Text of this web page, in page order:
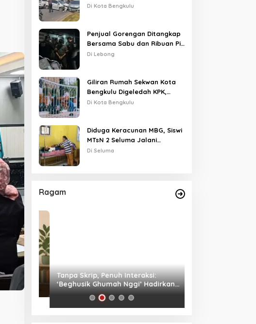
Tabrakan Beruntun di Lampu
Di Kota Bengkulu
Penjual Gorengan Ditangkap
Bersama Sabu dan Ribuan Pil,
Nama Oknum APH Disebut
Di Lebong
Giliran Rumah Sekwan Kota
Bengkulu Digeledah KPK,
Dikawal Polisi Bersenjata
Di Kota Bengkulu
Diduga Keracunan MBG, Siswi
MTsN 2 Seluma Jalani
Perawatan Intensif di RSUD
Di Seluma
Ragam
untuk
Tanpa Skrip, Penuh Interaksi:
‘Beghusik Ghumah Nggi’ Hadirkan
Ruang Digital Seperti Rumah Sendiri